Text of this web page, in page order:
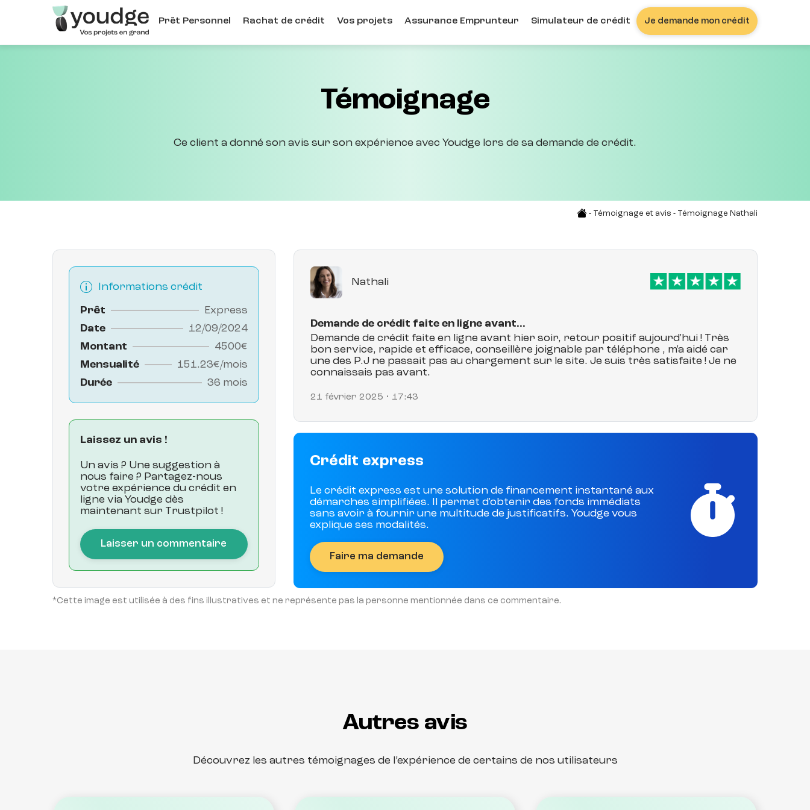
contenu
Prêt Personnel Rachat de crédit Vos projets Assurance Emprunteur Simulateur de crédit Je demande mon crédit
Témoignage
Ce client a donné son avis sur son expérience avec Youdge lors de sa demande de crédit.
- Témoignage et avis - Témoignage Nathali
Informations crédit
Prêt
Express
Date
12/09/2024
Montant
4500€
Mensualité
151.23€/mois
Durée
36 mois
Laissez un avis !
Un avis ? Une suggestion à
nous faire ? Partagez-nous
votre expérience du crédit en
ligne via Youdge dès
maintenant sur Trustpilot !
Laisser un commentaire
Nathali
Demande de crédit faite en ligne avant…
Demande de crédit faite en ligne avant hier soir, retour positif aujourd'hui ! Très
bon service, rapide et efficace, conseillère joignable par téléphone , m'a aidé car
une des P.J ne passait pas au chargement sur le site. Je suis très satisfaite ! Je ne
connaissais pas avant.
21 février 2025 • 17:43
Crédit express
Le crédit express est une solution de financement instantané aux
démarches simplifiées. Il permet d'obtenir des fonds immédiats
sans avoir à fournir une multitude de justificatifs. Youdge vous
explique ses modalités.
Faire ma demande
*Cette image est utilisée à des fins illustratives et ne représente pas la personne mentionnée dans ce commentaire.
Autres avis
Découvrez les autres témoignages de l’expérience de certains de nos utilisateurs